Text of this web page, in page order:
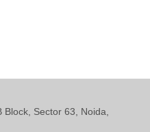
Sector 63, Noida,